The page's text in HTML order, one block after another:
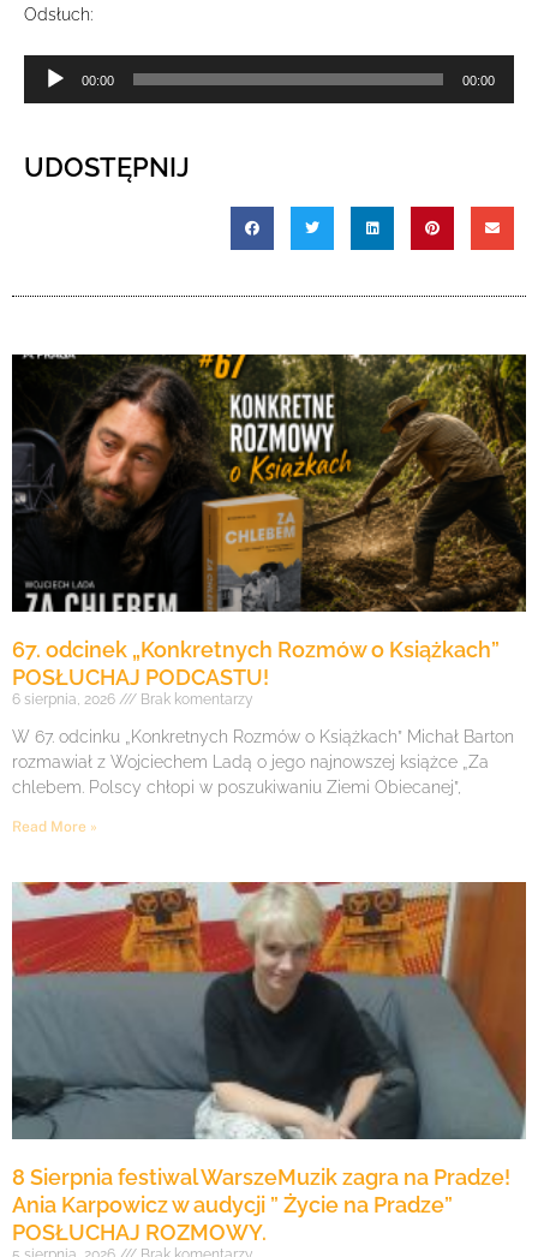
Odsłuch:
Odtwarzacz
plików
00:00 00:00
UDOSTĘPNIJ
67. odcinek „Konkretnych Rozmów o Książkach”
POSŁUCHAJ PODCASTU!
6 sierpnia, 2026 Brak komentarzy
W 67. odcinku „Konkretnych Rozmów o Książkach” Michał Barton
rozmawiał z Wojciechem Ladą o jego najnowszej książce „Za
chlebem. Polscy chłopi w poszukiwaniu Ziemi Obiecanej”,
Read More »
8 Sierpnia festiwal WarszeMuzik zagra na Pradze!
Ania Karpowicz w audycji ” Życie na Pradze”
POSŁUCHAJ ROZMOWY.